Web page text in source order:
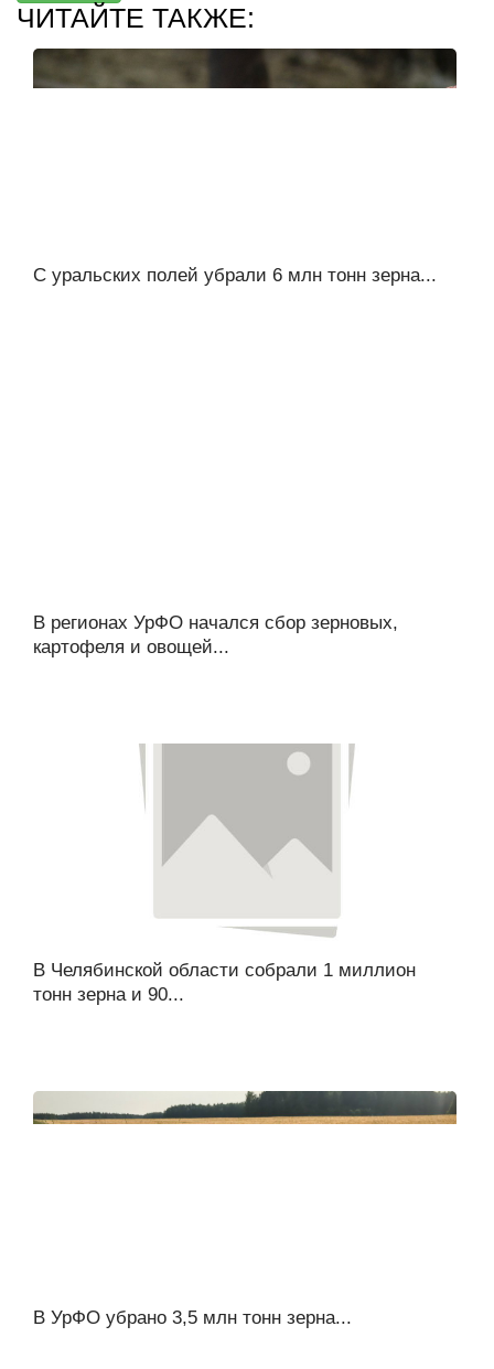
ЧИТАЙТЕ ТАКЖЕ:
С уральских полей убрали 6 млн тонн зерна...
В регионах УрФО начался сбор зерновых,
картофеля и овощей...
В Челябинской области собрали 1 миллион
тонн зерна и 90...
В УрФО убрано 3,5 млн тонн зерна...